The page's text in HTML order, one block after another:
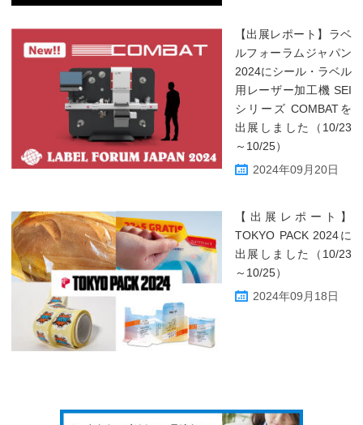
【出展レポート】ラベ
ルフォーラムジャパン
2024にシール・ラベル
用レーザー加工機 SEI
シリーズ COMBATを
出展しました（10/23
～10/25）
2024年09月20日
【出展レポート】
TOKYO PACK 2024に
出展しました（10/23
～10/25）
2024年09月18日